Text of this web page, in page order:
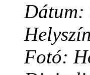
Dátum:
Fotó: